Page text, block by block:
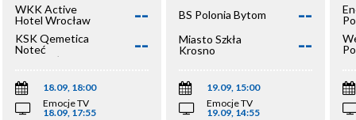
WKK Active
Hotel Wrocław
--
KSK Qemetica
Noteć
Inowrocław
--
18.09, 18:00
Emocje TV
18.09, 17:55
BS Polonia Bytom --
Miasto Szkła
Krosno
--
19.09, 15:00
Emocje TV
19.09, 14:55